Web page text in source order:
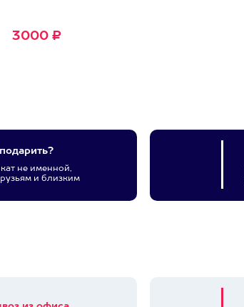
3000 ₽
не именной,
и близким